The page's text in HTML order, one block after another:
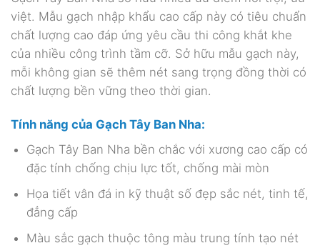
việt. Mẫu gạch nhập khẩu cao cấp này có tiêu chuẩn
chất lượng cao đáp ứng yêu cầu thi công khắt khe
của nhiều công trình tầm cỡ. Sở hữu mẫu gạch này,
mỗi không gian sẽ thêm nét sang trọng đồng thời có
chất lượng bền vững theo thời gian.
Tính năng của Gạch Tây Ban Nha:
Gạch Tây Ban Nha bền chắc với xương cao cấp có
đặc tính chống chịu lực tốt, chống mài mòn
Họa tiết vân đá in kỹ thuật số đẹp sắc nét, tinh tế,
đẳng cấp
Màu sắc gạch thuộc tông màu trung tính tạo nét